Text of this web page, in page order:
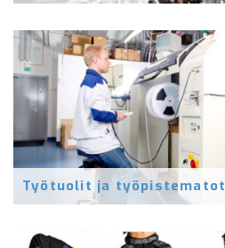
Työtuolit ja työpistematot